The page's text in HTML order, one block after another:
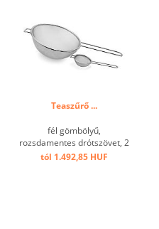
Teaszűrő ...
fél gömbölyű,
rozsdamentes drótszövet, 2
kampóval ...
tól 1.492,85 HUF